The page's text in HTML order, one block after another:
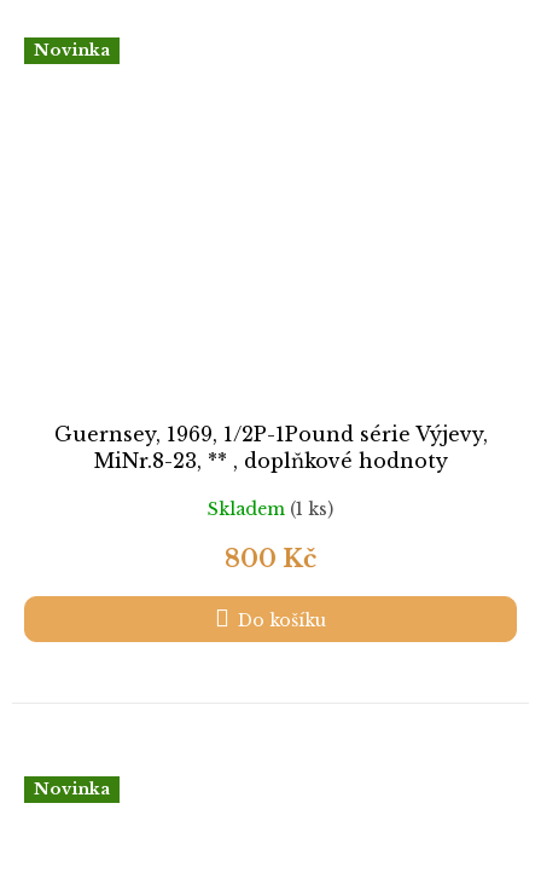
Novinka
Guernsey, 1969, 1/2P-1Pound série Výjevy,
MiNr.8-23, ** , doplňkové hodnoty
Skladem (1 ks)
800 Kč
Do košíku
Novinka